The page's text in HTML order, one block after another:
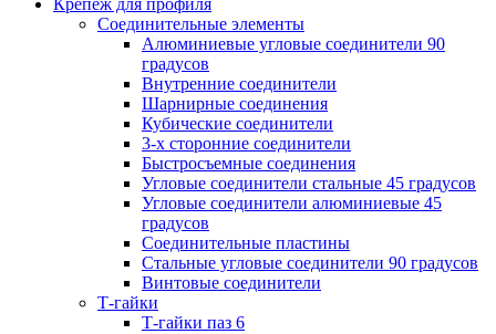
Соединительные элементы
Алюминиевые угловые соединители 90
градусов
Внутренние соединители
Шарнирные соединения
Кубические соединители
3-х сторонние соединители
Быстросъемные соединения
Угловые соединители стальные 45 градусов
Угловые соединители алюминиевые 45
градусов
Соединительные пластины
Стальные угловые соединители 90 градусов
Винтовые соединители
Т-гайки
Т-гайки паз 6